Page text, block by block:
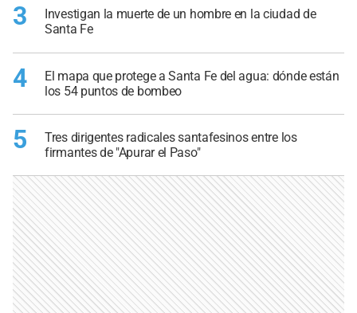
3
Investigan la muerte de un hombre en la ciudad de
Santa Fe
4
El mapa que protege a Santa Fe del agua: dónde están
los 54 puntos de bombeo
5
Tres dirigentes radicales santafesinos entre los
firmantes de "Apurar el Paso"